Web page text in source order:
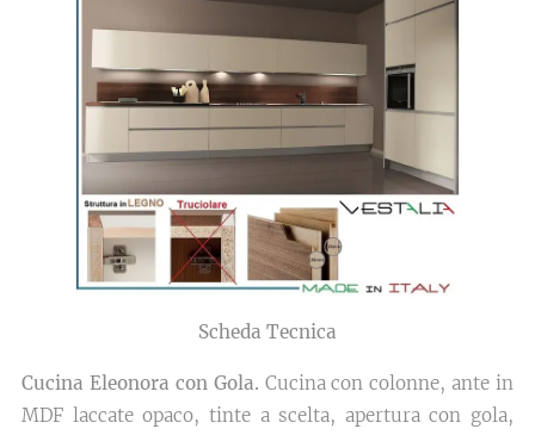
Scheda Tecnica
Cucina Eleonora con Gola. Cucina con colonne, ante in
MDF laccate opaco, tinte a scelta, apertura con gola,